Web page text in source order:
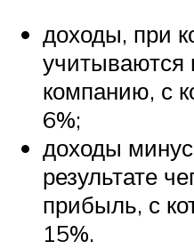
доходы, при
учитываются
компанию, с
6%;
доходы
результате
прибыль, с
15%.